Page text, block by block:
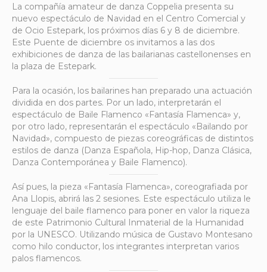
La compañía amateur de danza Coppelia presenta su
nuevo espectáculo de Navidad en el Centro Comercial y
de Ocio Estepark, los próximos días 6 y 8 de diciembre.
Este Puente de diciembre os invitamos a las dos
exhibiciones de danza de las bailarianas castellonenses en
la plaza de Estepark.
Para la ocasión, los bailarines han preparado una actuación
dividida en dos partes. Por un lado, interpretarán el
espectáculo de Baile Flamenco «Fantasía Flamenca» y,
por otro lado, representarán el espectáculo «Bailando por
Navidad», compuesto de piezas coreográficas de distintos
estilos de danza (Danza Española, Hip-hop, Danza Clásica,
Danza Contemporánea y Baile Flamenco).
Así pues, la pieza «Fantasía Flamenca», coreografiada por
Ana Llopis, abrirá las 2 sesiones. Este espectáculo utiliza le
lenguaje del baile flamenco para poner en valor la riqueza
de este Patrimonio Cultural Inmaterial de la Humanidad
por la UNESCO. Utilizando música de Gustavo Montesano
como hilo conductor, los integrantes interpretan varios
palos flamencos.